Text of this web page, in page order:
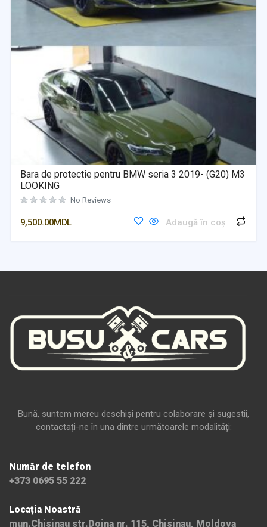
Bara de protectie pentru BMW seria 3 2019- (G20) M3
LOOKING
No Reviews
9,500.00MDL Adaugă în coș
Bună, suntem mereu deschiși pentru colaborare și sugestii,
contactați-ne în una dintre următoarele modalități:
Număr de telefon
+373 0695 55 222
Locația Noastră
mun.Chisinau str.Doina nr. 115, Chisinau, Moldova